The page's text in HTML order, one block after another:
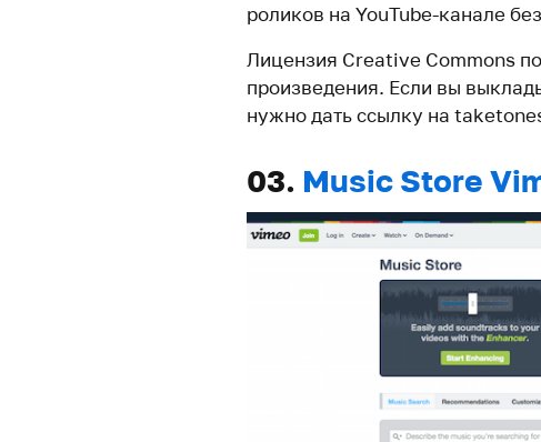
роликов на YouTube-канале
Лицензия Creative Commons
произведения. Если вы
нужно дать ссылку на
03. Music Store